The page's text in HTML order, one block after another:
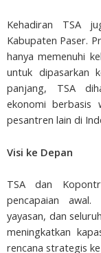
Kehadiran TSA
Kabupaten Paser.
hanya memenuhi
untuk dipasarkan
panjang, TSA
ekonomi berbasis
pesantren lain di
Visi ke Depan
TSA dan
pencapaian awal.
yayasan, dan
meningkatkan
rencana strategis